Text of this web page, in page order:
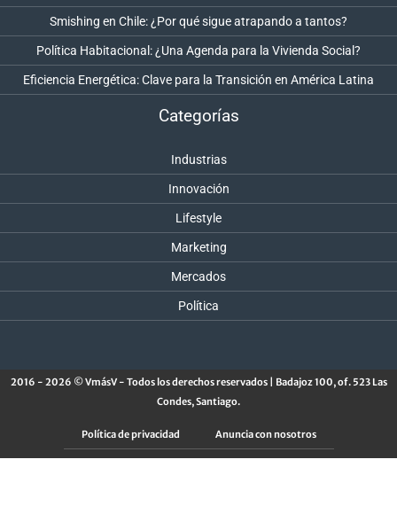
Smishing en Chile: ¿Por qué sigue atrapando a tantos?
Política Habitacional: ¿Una Agenda para la Vivienda Social?
Eficiencia Energética: Clave para la Transición en América Latina
Categorías
Industrias
Innovación
Lifestyle
Marketing
Mercados
Política
2016 - 2026 © VmásV - Todos los derechos reservados | Badajoz 100, of. 523 Las
Condes, Santiago.
Política de privacidad Anuncia con nosotros